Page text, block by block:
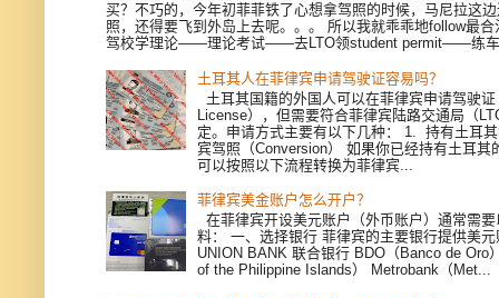
买？不巧的，今年初菲菲铁了心想拿驾照的时候，马尼拉这
照，还得要飞到外岛上去呢。。。 所以我就乖乖地follow最
驾校学理论——理论考试——去LTO领student permit——练
土耳其人在菲律宾申请驾驶证容易吗？
土耳其国籍的外国人可以在菲律宾申请驾驶证
License），但需要符合菲律宾陆路交通局（
定。申请方式主要有以下几种： 1. 持有土耳
宾驾照（Conversion） 如果你已经持有土耳其
可以按照以下流程转换为菲律宾...
菲律宾美金账户怎么开户？
在菲律宾开设美元账户（外币账户）通常需
料： 一、选择银行 菲律宾的主要银行提供美
UNION BANK 联合银行 BDO（Banco de Oro
of the Philippine Islands） Metrobank（Met...